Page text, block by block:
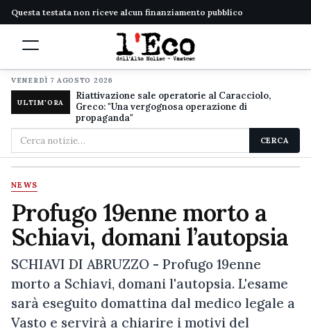
Questa testata non riceve alcun finanziamento pubblico
VENERDÌ 7 AGOSTO 2026
ULTIM'ORA
Riattivazione sale operatorie al Caracciolo,
Greco: "Una vergognosa operazione di
propaganda"
Cerca
nel
sito
CERCA
NEWS
Profugo 19enne morto a
Schiavi, domani l’autopsia
SCHIAVI DI ABRUZZO - Profugo 19enne
morto a Schiavi, domani l'autopsia. L'esame
sarà eseguito domattina dal medico legale a
Vasto e servirà a chiarire i motivi del